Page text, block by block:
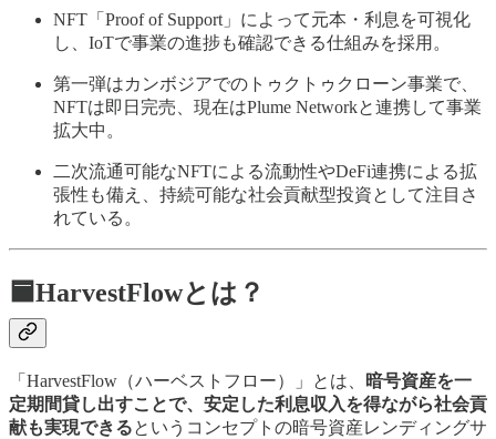
NFT「Proof of Support」によって元本・利息を可視化
し、IoTで事業の進捗も確認できる仕組みを採用。
第一弾はカンボジアでのトゥクトゥクローン事業で、
NFTは即日完売、現在はPlume Networkと連携して事業
拡大中。
二次流通可能なNFTによる流動性やDeFi連携による拡
張性も備え、持続可能な社会貢献型投資として注目さ
れている。
🟦HarvestFlowとは？
「HarvestFlow（ハーベストフロー）」とは、
暗号資産を一
定期間貸し出すことで、安定した利息収入を得ながら社会貢
献も実現できるというコンセプトの暗号資産レンディングサ